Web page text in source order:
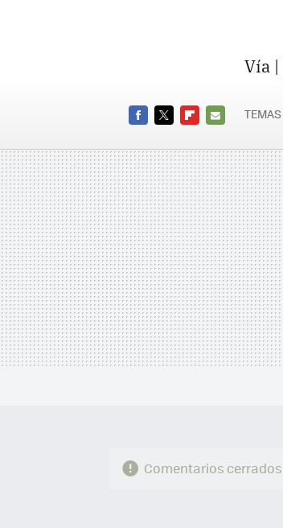
Vía |
MAIL
TEMAS
Comentarios cerrados